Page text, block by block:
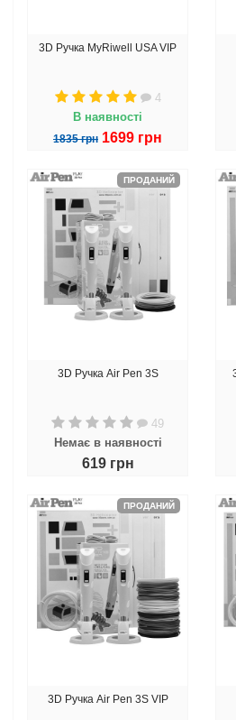
3D Ручка MyRiwell USA VIP
4
В наявності
1835 грн 1699 грн
ПРОДАНИЙ
3D Ручка Air Pen 3S
49
Немає в наявності
619 грн
ПРОДАНИЙ
3D Ручка Air Pen 3S VIP